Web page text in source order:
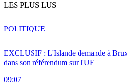
LES PLUS LUS
EXCLUSIF : L'Islande demande à
dans son référendum sur l'UE
09:07
POLITIQUE